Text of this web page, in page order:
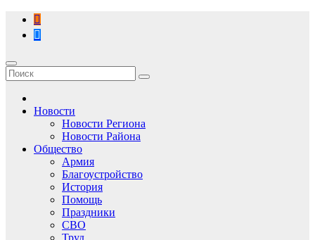
Перейти
содержимому
Новости
Новости Региона
Новости Района
Общество
Армия
Благоустройство
История
Помощь
Праздники
СВО
Труд